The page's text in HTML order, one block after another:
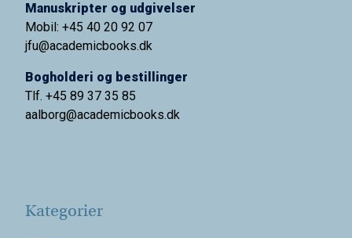
Manuskripter og udgivelser
Mobil: +45 40 20 92 07
jfu@academicbooks.dk
Bogholderi og bestillinger
Tlf. +45 89 37 35 85
aalborg@academicbooks.dk
Kategorier